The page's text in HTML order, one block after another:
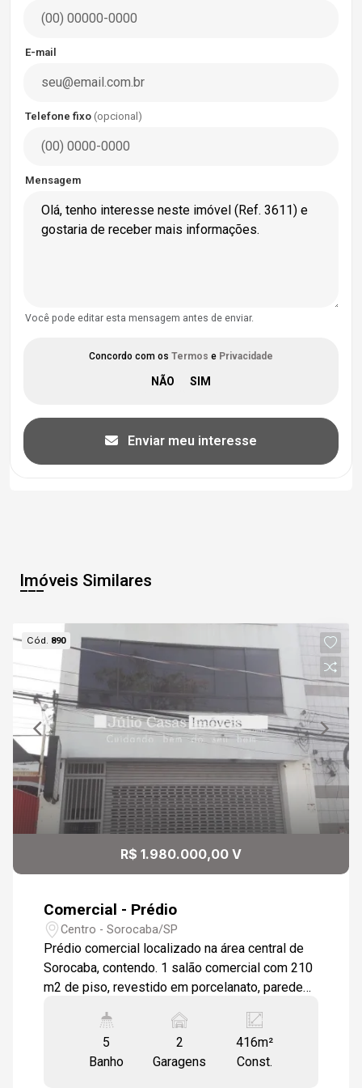
E-mail
Telefone fixo (opcional)
Mensagem
Você pode editar esta mensagem antes de enviar.
Concordo com os Termos e Privacidade
Enviar meu interesse
Imóveis Similares
Cód. 890
R$ 1.980.000,00 V
Comercial - Prédio
Centro - Sorocaba/SP
Prédio comercial localizado na área central de
Sorocaba, contendo. 1 salão comercial com 210
m2 de piso, revestido em porcelanato, paredes
fluorescentes,2 banheiros com piso em
porcelanato, bancadas em granito Granito
Amêndoa Light, toalheiros e saboneteiras
5
Banho
2
Garagens
416m²
Const.